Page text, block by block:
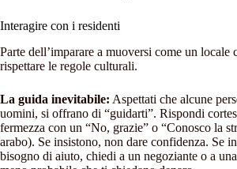
Interagire con i residenti
Parte dell’imparare a muoversi come un locale
rispettare le regole culturali.
La guida inevitabile: Aspettati che alcune
uomini, si offrano di “guidarti”. Rispondi
fermezza con un “No, grazie” o “Conosco la
arabo). Se insistono, non dare confidenza. Se
bisogno di aiuto, chiedi a un negoziante o a